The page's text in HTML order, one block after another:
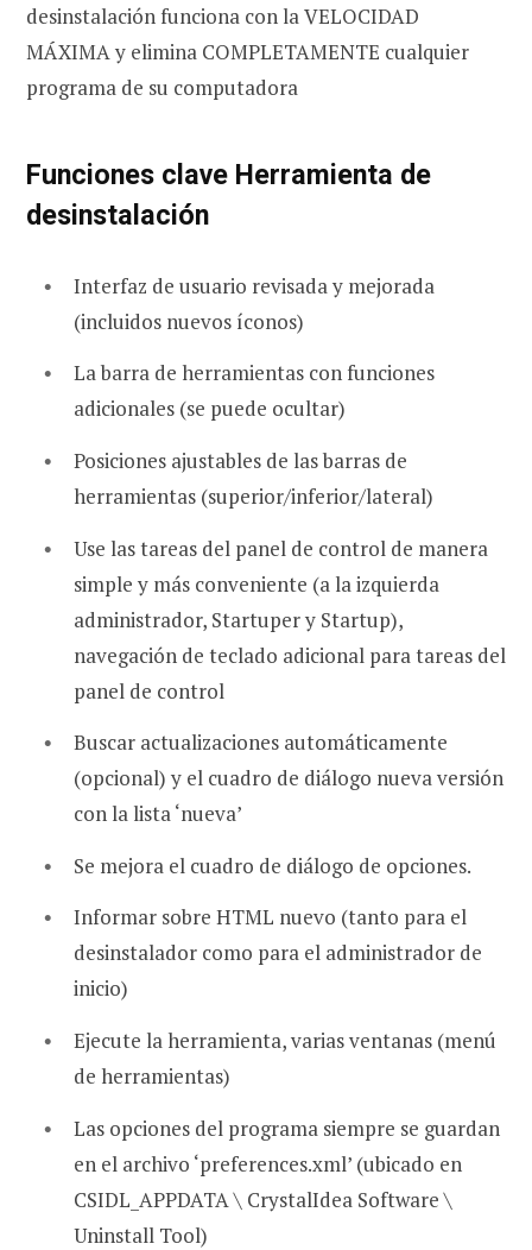
desinstalación funciona con la VELOCIDAD
MÁXIMA y elimina COMPLETAMENTE cualquier
programa de su computadora
Funciones clave Herramienta de
desinstalación
Interfaz de usuario revisada y mejorada
(incluidos nuevos íconos)
La barra de herramientas con funciones
adicionales (se puede ocultar)
Posiciones ajustables de las barras de
herramientas (superior/inferior/lateral)
Use las tareas del panel de control de manera
simple y más conveniente (a la izquierda
administrador, Startuper y Startup),
navegación de teclado adicional para tareas del
panel de control
Buscar actualizaciones automáticamente
(opcional) y el cuadro de diálogo nueva versión
con la lista ‘nueva’
Se mejora el cuadro de diálogo de opciones.
Informar sobre HTML nuevo (tanto para el
desinstalador como para el administrador de
inicio)
Ejecute la herramienta, varias ventanas (menú
de herramientas)
Las opciones del programa siempre se guardan
en el archivo ‘preferences.xml’ (ubicado en
CSIDL_APPDATA \ CrystalIdea Software \
Uninstall Tool)